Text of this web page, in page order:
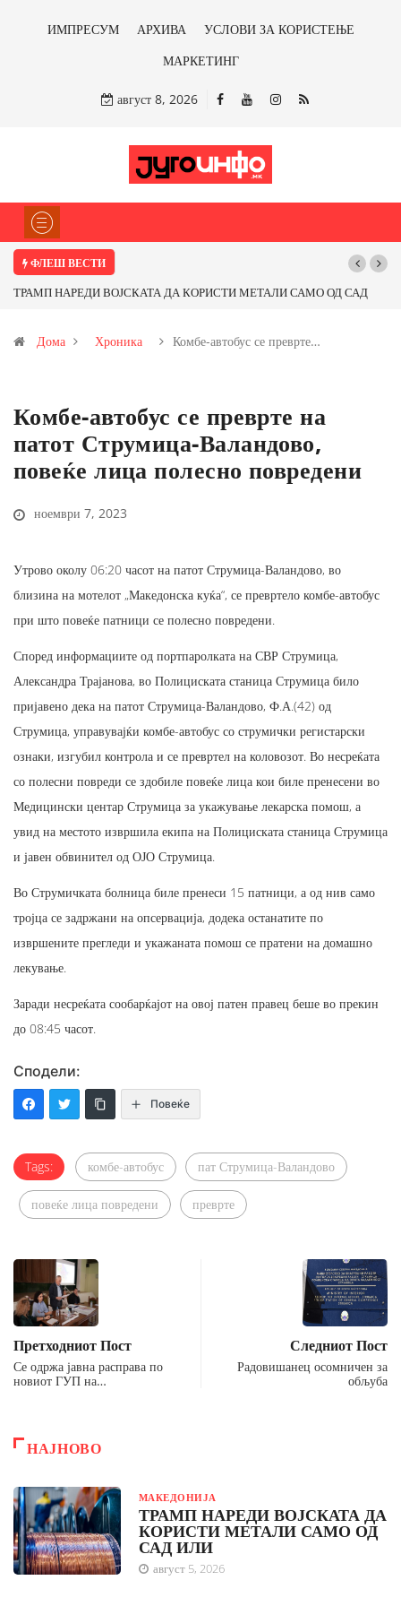
ИМПРЕСУМ АРХИВА
УСЛОВИ ЗА КОРИСТЕЊЕ
МАРКЕТИНГ
август 8, 2026
ФЛЕШ ВЕСТИ
ТРАМП НАРЕДИ ВОЈСКАТА ДА КОРИСТИ МЕТАЛИ САМО ОД САД
Иловица и со антимонот?
Дома Хроника Комбе-автобус се преврте…
Комбе-автобус се преврте на
патот Струмица-Валандово,
повеќе лица полесно повредени
ноември 7, 2023
Утрово околу 06:20 часот на патот Струмица-Валандово, во
близина на мотелот „Македонска куќа“, се превртело комбе-автобус
при што повеќе патници се полесно повредени.
Според информациите од портпаролката на СВР Струмица,
Александра Трајанова, во Полициската станица Струмица било
пријавено дека на патот Струмица-Валандово, Ф.А.(42) од
Струмица, управувајќи комбе-автобус со струмички регистарски
ознаки, изгубил контрола и се превртел на коловозот. Во несреќата
со полесни повреди се здобиле повеќе лица кои биле пренесени во
Медицински центар Струмица за укажување лекарска помош, а
увид на местото извршила екипа на Полициската станица Струмица
и јавен обвинител од ОЈО Струмица.
Во Струмичката болница биле пренеси 15 патници, а од нив само
тројца се задржани на опсервација, додека останатите по
извршените прегледи и укажаната помош се пратени на домашно
лекување.
Заради несреќата сообарќајот на овој патен правец беше во прекин
до 08:45 часот.
Сподели:
Повеќе
Tags: комбе-автобус пат Струмица-Валандово
повеќе лица повредени преврте
Претходниот Пост
Се одржа јавна расправа по
новиот ГУП на…
Следниот Пост
Радовишанец осомничен за
обљуба
НАЈНОВО
МАКЕДОНИЈА
ТРАМП НАРЕДИ ВОЈСКАТА ДА
КОРИСТИ МЕТАЛИ САМО ОД
САД ИЛИ
август 5, 2026